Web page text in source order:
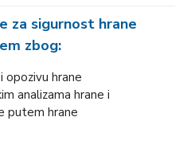
za sigurnost hrane
zbog:
opozivu hrane
analizama hrane i
putem hrane